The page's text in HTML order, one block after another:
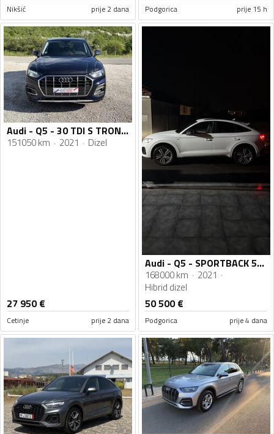
Nikšić prije 2 dana Podgorica prije 15 h
Audi - Q5 - 30 TDI S TRONIC//FACELIFT//
151050 km 2021 Dizel
27 950€
Cetinje prije 2 dana
Audi - Q5 - SPORTBACK 50TDI Quattro S line
168000 km
2021
Hibrid dizel
50 500€
Podgorica prije 4 dana